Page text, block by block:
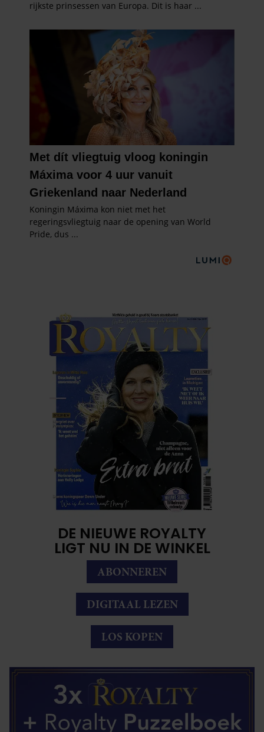
DE NIEUWE ROYALTY
LIGT NU IN DE WINKEL
ABONNEREN
DIGITAAL LEZEN
LOS KOPEN